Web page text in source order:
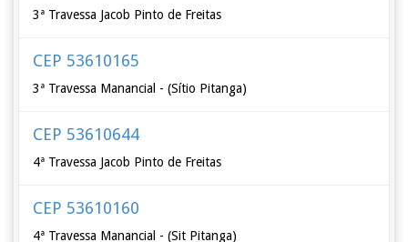
3ª Travessa Jacob Pinto de Freitas
CEP 53610165
3ª Travessa Manancial - (Sítio Pitanga)
CEP 53610644
4ª Travessa Jacob Pinto de Freitas
CEP 53610160
4ª Travessa Manancial - (Sit Pitanga)